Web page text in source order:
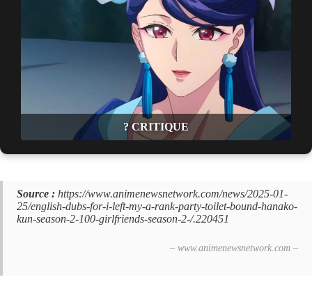
? CRITIQUE
Source : https://www.animenewsnetwork.com/news/2025-01-
25/english-dubs-for-i-left-my-a-rank-party-toilet-bound-hanako-
kun-season-2-100-girlfriends-season-2-/.220451
– www.animenewsnetwork.com –